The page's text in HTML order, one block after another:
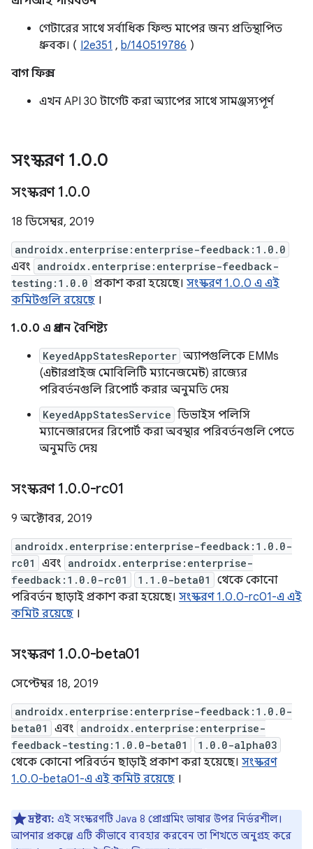
গেটারের সাথে সর্বাধিক ফিল্ড মাপের জন্য প্রতিস্থাপিত
ধ্রুবক। ( I2e351 , b/140519786 )
বাগ ফিক্স
এখন API 30 টার্গেট করা অ্যাপের সাথে সামঞ্জস্যপূর্ণ
সংস্করণ 1.0.0
সংস্করণ 1.0.0
18 ডিসেম্বর, 2019
androidx.enterprise:enterprise-feedback:1.0.0
এবং androidx.enterprise:enterprise-feedback-
testing:1.0.0 প্রকাশ করা হয়েছে। সংস্করণ 1.0.0 এ এই
কমিটগুলি রয়েছে ।
1.0.0 এ প্রধান বৈশিষ্ট্য
KeyedAppStatesReporter অ্যাপগুলিকে EMMs
(এন্টারপ্রাইজ মোবিলিটি ম্যানেজমেন্ট) রাজ্যের
পরিবর্তনগুলি রিপোর্ট করার অনুমতি দেয়
KeyedAppStatesService ডিভাইস পলিসি
ম্যানেজারদের রিপোর্ট করা অবস্থার পরিবর্তনগুলি পেতে
অনুমতি দেয়
সংস্করণ 1.0.0-rc01
9 অক্টোবর, 2019
androidx.enterprise:enterprise-feedback:1.0.0-
rc01
এবং androidx.enterprise:enterprise-
feedback:1.0.0-rc01
1.1.0-beta01
থেকে কোনো
পরিবর্তন ছাড়াই প্রকাশ করা হয়েছে। সংস্করণ 1.0.0-rc01-এ এই
কমিট রয়েছে ।
সংস্করণ 1.0.0-beta01
সেপ্টেম্বর 18, 2019
androidx.enterprise:enterprise-feedback:1.0.0-
beta01
এবং androidx.enterprise:enterprise-
feedback-testing:1.0.0-beta01
1.0.0-alpha03
থেকে কোনো পরিবর্তন ছাড়াই প্রকাশ করা হয়েছে। সংস্করণ
1.0.0-beta01-এ এই কমিট রয়েছে ।
দ্রষ্টব্য: এই সংস্করণটি Java 8 প্রোগ্রামিং ভাষার উপর নির্ভরশীল।
আপনার প্রকল্পে এটি কীভাবে ব্যবহার করবেন তা শিখতে অনুগ্রহ করে